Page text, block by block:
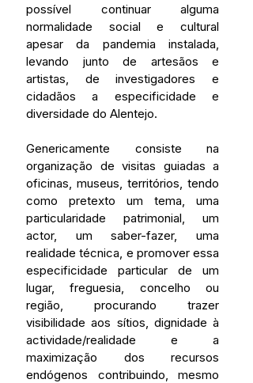
possível continuar alguma
normalidade social e cultural
apesar da pandemia instalada,
levando junto de artesãos e
artistas, de investigadores e
cidadãos a especificidade e
diversidade do Alentejo.
Genericamente consiste na
organização de visitas guiadas a
oficinas, museus, territórios, tendo
como pretexto um tema, uma
particularidade patrimonial, um
actor, um saber-fazer, uma
realidade técnica, e promover essa
especificidade particular de um
lugar, freguesia, concelho ou
região, procurando trazer
visibilidade aos sítios, dignidade à
actividade/realidade e a
maximização dos recursos
endógenos contribuindo, mesmo